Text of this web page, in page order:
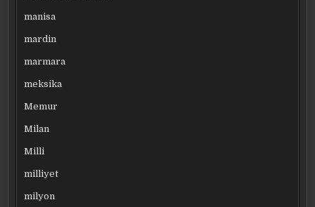
manisa
mardin
marmara
meksika
Memur
Milan
Milli
milliyet
milyon